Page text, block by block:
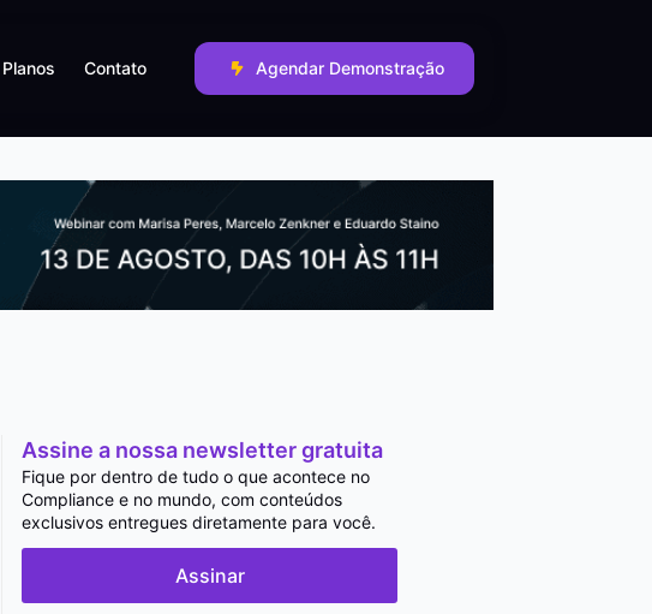
Planos Contato Agendar Demonstração
Assine a nossa newsletter gratuita
Fique por dentro de tudo o que acontece no
Compliance e no mundo, com conteúdos
exclusivos entregues diretamente para você.
Assinar